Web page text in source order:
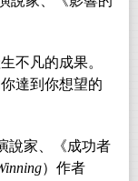
不凡的成果。
達到你想望的
說家、《成功者
）作者